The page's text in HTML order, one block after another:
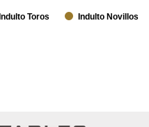
Indulto Toros Indulto Novillos